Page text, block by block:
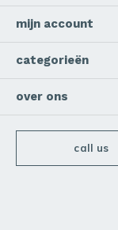
mijn account
categorieën
over ons
call us